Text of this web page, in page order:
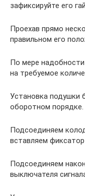
зафиксируйте его
Проехав прямо
правильном его
По мере
на требуемое
Установка подушки
оборотном порядке.
Подсоединяем
вставляем
Подсоединяем
выключателя